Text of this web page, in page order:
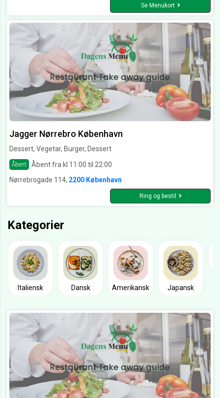
Se Menukort
Jagger Nørrebro København
Dessert, Vegetar, Burger, Dessert
Åbent
Åbent fra kl 11:00 til 22:00
Nørrebrogade 114, 2200 København
Ring og bestil
Kategorier
Italiensk Dansk Amerikansk Japansk